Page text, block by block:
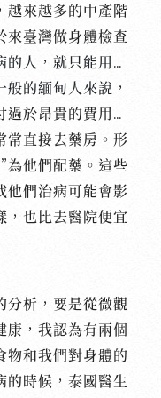
越來越多的中產階
來臺灣做身體檢查
的人，就只能用風
的緬甸人來說，
過於昂貴的費用，
常直接去藥房。形
為他們配藥。這些
他們治病可能會影
，也比去醫院便宜
析，要是從微觀
康，我認為有兩個
物和我們對身體的
的時候，泰國醫生